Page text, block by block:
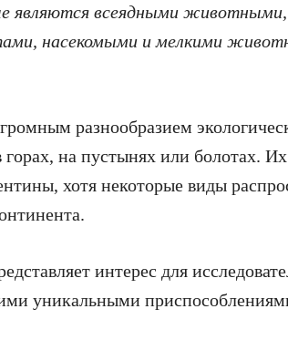
являются всеядными
насекомыми и мелкими
разнообразием
на пустынях или болотах.
хотя некоторые виды
интерес для
уникальными